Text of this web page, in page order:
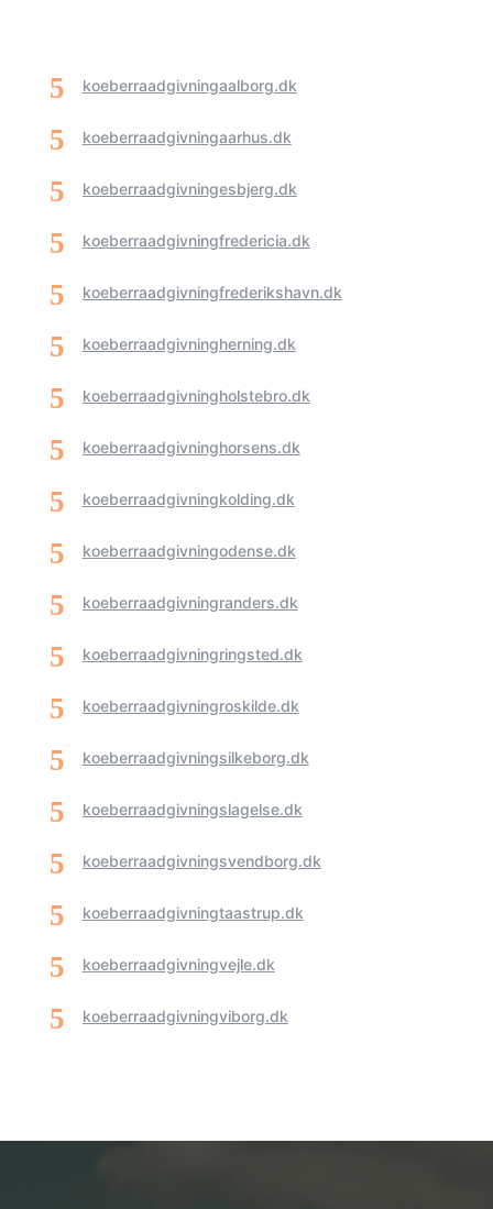
koeberraadgivningaalborg.dk
koeberraadgivningaarhus.dk
koeberraadgivningesbjerg.dk
koeberraadgivningfredericia.dk
koeberraadgivningfrederikshavn.dk
koeberraadgivningherning.dk
koeberraadgivningholstebro.dk
koeberraadgivninghorsens.dk
koeberraadgivningkolding.dk
koeberraadgivningodense.dk
koeberraadgivningranders.dk
koeberraadgivningringsted.dk
koeberraadgivningroskilde.dk
koeberraadgivningsilkeborg.dk
koeberraadgivningslagelse.dk
koeberraadgivningsvendborg.dk
koeberraadgivningtaastrup.dk
koeberraadgivningvejle.dk
koeberraadgivningviborg.dk